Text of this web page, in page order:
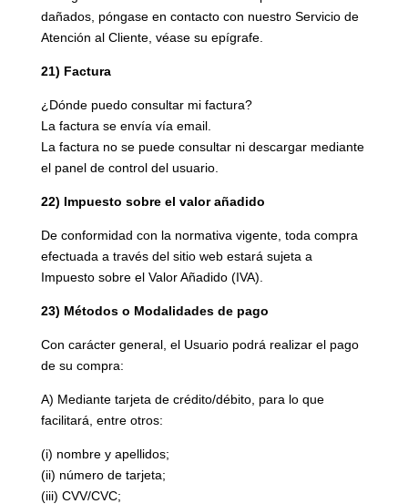
dañados, póngase en contacto con nuestro Servicio de
Atención al Cliente, véase su epígrafe.
21) Factura
¿Dónde puedo consultar mi factura?
La factura se envía vía email.
La factura no se puede consultar ni descargar mediante
el panel de control del usuario.
22) Impuesto sobre el valor añadido
De conformidad con la normativa vigente, toda compra
efectuada a través del sitio web estará sujeta a
Impuesto sobre el Valor Añadido (IVA).
23) Métodos o Modalidades de pago
Con carácter general, el Usuario podrá realizar el pago
de su compra:
A) Mediante tarjeta de crédito/débito, para lo que
facilitará, entre otros:
(i) nombre y apellidos;
(ii) número de tarjeta;
(iii) CVV/CVC;